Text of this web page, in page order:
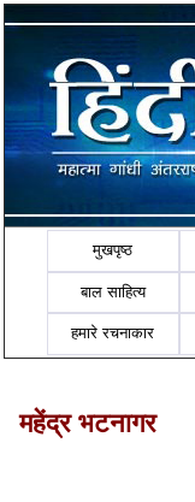
मुखपृष्ठ
बाल साहित्य
हमारे रचनाकार
महेंद्र भटनागर